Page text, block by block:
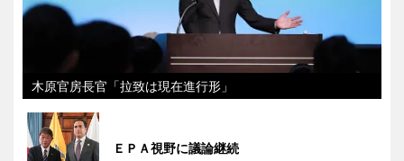
木原官房長官「拉致は現在進行形」
ＥＰＡ視野に議論継続